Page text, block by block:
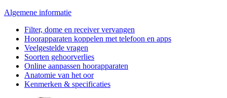
Algemene informatie
Filter, dome en receiver vervangen
Hoorapparaten koppelen met telefoon en apps
Veelgestelde vragen
Soorten gehoorverlies
Online aanpassen hoorapparaten
Anatomie van het oor
Kenmerken & specificaties